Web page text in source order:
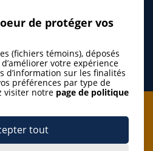
à l'infolettre
de protéger vos
(fichiers témoins), déposés
votre expérience
d’information sur les finalités
préférences par type de
visiter notre page de politique
tout